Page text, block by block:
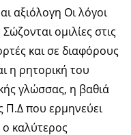
αξιόλογη Οι λόγοι
ομιλίες στις
και σε διαφόρους
η ρητορική του
γλώσσας, η βαθιά
Π.Δ που ερμηνεύει
ο καλύτερος